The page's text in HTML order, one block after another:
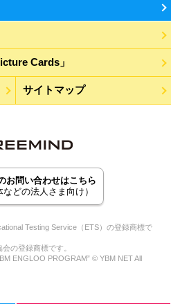
Cards」
サイトマップ
お問い合わせはこちら
などの法人さま向け）
Testing Service（ETS）の登録商標で
の登録商標です。
ENGLOO PROGRAM” © YBM NET All